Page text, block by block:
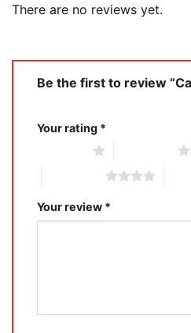
There are no reviews yet.
Be the first to review
Your rating *
Your review *